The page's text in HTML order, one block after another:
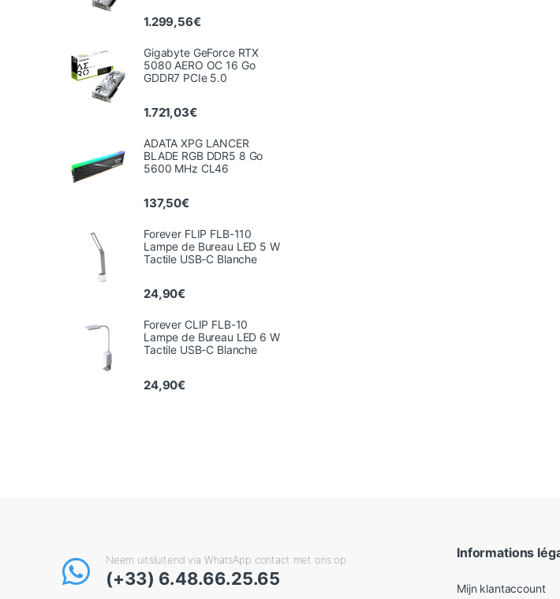
1.299,56€
Gigabyte GeForce RTX
5080 AERO OC 16 Go
GDDR7 PCIe 5.0
1.721,03€
ADATA XPG LANCER
BLADE RGB DDR5 8 Go
5600 MHz CL46
137,50€
Forever FLIP FLB-110
Lampe de Bureau LED 5 W
Tactile USB-C Blanche
24,90€
Forever CLIP FLB-10
Lampe de Bureau LED 6 W
Tactile USB-C Blanche
24,90€
Neem uitsluitend via WhatsApp contact met ons op
(+33) 6.48.66.25.65
Informations
Mijn klantaccount